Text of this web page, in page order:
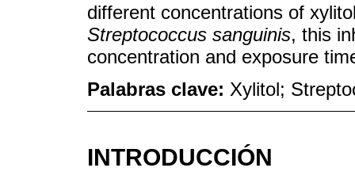
different concentrations of
Streptococcus sanguinis, this
concentration and exposure
Palabras clave: Xylitol;
INTRODUCCIÓN